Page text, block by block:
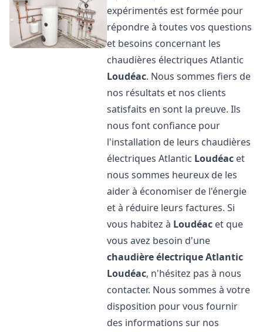
expérimentés est formée pour
répondre à toutes vos questions
et besoins concernant les
chaudières électriques Atlantic
Loudéac. Nous sommes fiers de
nos résultats et nos clients
satisfaits en sont la preuve. Ils
nous font confiance pour
l'installation de leurs chaudières
électriques Atlantic Loudéac et
nous sommes heureux de les
aider à économiser de l'énergie
et à réduire leurs factures. Si
vous habitez à Loudéac et que
vous avez besoin d'une
chaudière électrique Atlantic
Loudéac, n'hésitez pas à nous
contacter. Nous sommes à votre
disposition pour vous fournir
des informations sur nos